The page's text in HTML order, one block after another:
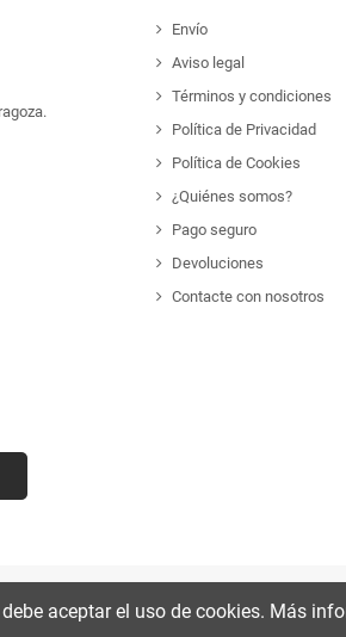
Envío
Aviso legal
Términos y condiciones
Política de Privacidad
Política de Cookies
¿Quiénes somos?
Pago seguro
Devoluciones
Contacte con nosotros
aceptar el uso de cookies. Más